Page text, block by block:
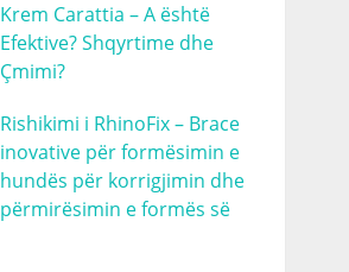
Krem Carattia – A është
Efektive? Shqyrtime dhe
Çmimi?
Rishikimi i RhinoFix – Brace
inovative për formësimin e
hundës për korrigjimin dhe
përmirësimin e formës së